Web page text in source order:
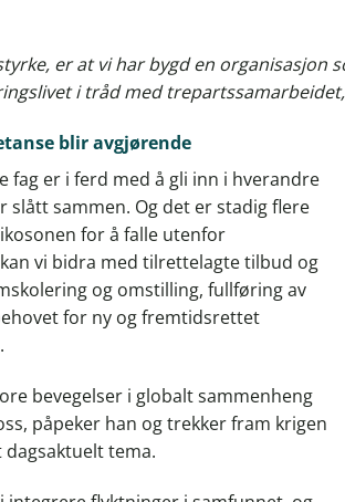
er at vi har bygd en organisasjon
i tråd med
blir avgjørende
fag er i ferd med å gli inn i hverandre
slått sammen. Og det er stadig flere
for å falle utenfor
vi bidra med tilrettelagte tilbud og
og omstilling, fullføring av
for ny og fremtidsrettet
bevegelser i globalt sammenheng
påpeker han og trekker fram krigen
dagsaktuelt tema.